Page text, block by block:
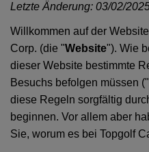
Letzte Änderung: 03/02/
Willkommen auf der
Corp. (die "Website"). Wie
dieser Website bestimmte
Besuchs befolgen müssen ("
diese Regeln sorgfältig
beginnen. Vor allem aber
Sie, worum es bei Topgolf